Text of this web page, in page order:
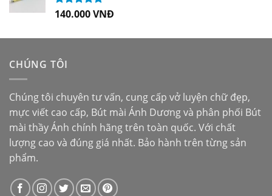
Được xếp
140.000VNĐ
CHÚNG TÔI
Chúng tôi chuyên tư vấn, cung cấp vở luyện chữ đẹp,
mực viết cao cấp, Bút mài Ánh Dươngvà phân phối Bút
mài thầy Ánh chính hãng trên toàn quốc. Với chất
lượng cao và đúng giá nhất. Bảo hành trên từng sản
phẩm.